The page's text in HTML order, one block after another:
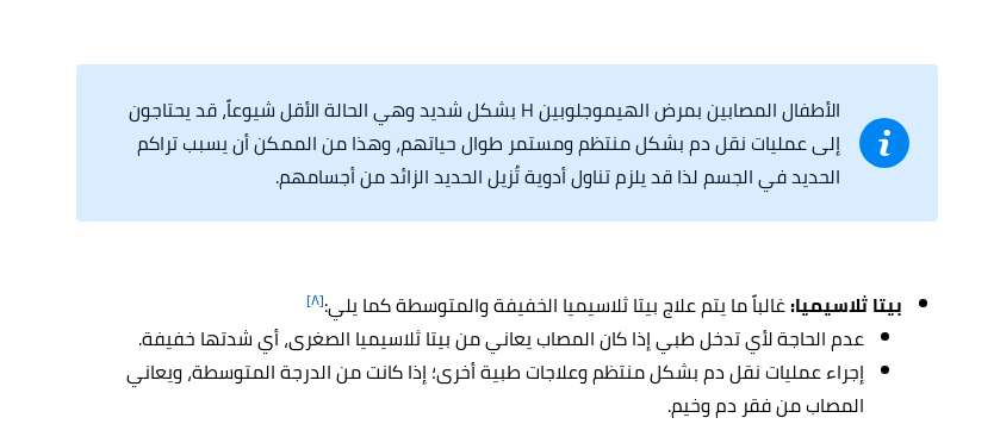
الأطفال المصابين بمرض الهيموجلوبين H بشكل شديد وهي الحالة الأقل شيوعاً، قد يحتاجون
إلى عمليات نقل دم بشكل منتظم ومستمر طوال حياتهم، وهذا من الممكن أن يسبب تراكم
الحديد في الجسم لذا قد يلزم تناول أدوية تُزيل الحديد الزائد من أجسامهم.
بيتا ثلاسيميا:غالباً ما يتم علاج بيتا ثلاسيميا الخفيفة والمتوسطة كما يلي:[٨]
عدم الحاجة لأي تدخل طبي إذا كان المصاب يعاني من بيتا ثلاسيميا الصغرى، أي شدتها خفيفة.
إجراء عمليات نقل دم بشكل منتظم وعلاجات طبية أخرى؛ إذا كانت من الدرجة المتوسطة، ويعاني
المصاب من فقر دم وخيم.